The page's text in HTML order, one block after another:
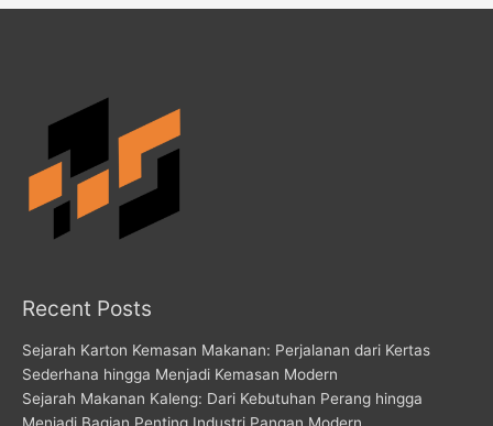
Recent Posts
Sejarah Karton Kemasan Makanan: Perjalanan dari Kertas
Sederhana hingga Menjadi Kemasan Modern
Sejarah Makanan Kaleng: Dari Kebutuhan Perang hingga